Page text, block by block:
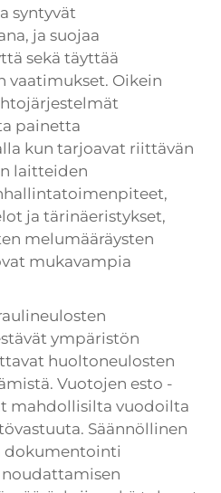
syntyvät
ja suojaa
sekä täyttää
vaatimukset. Oikein
painetta
kun tarjoavat riittävän
laitteiden
ja tärinäeristykset,
melumääräysten
mukavampia
ympäristön
huoltoneulosten
Vuotojen esto -
mahdollisilta vuodoilta
Säännöllinen
dokumentointi